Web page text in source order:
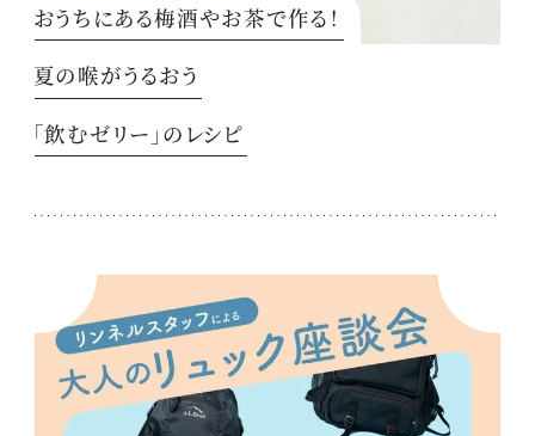
おうちにある梅酒やお茶で作る！
夏の喉がうるおう
「飲むゼリー」のレシピ